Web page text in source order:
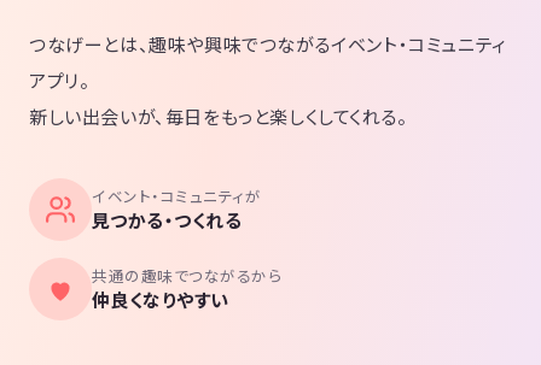
つなげーとは、趣味や興味でつながるイベント・コミュニティ
アプリ。
新しい出会いが、毎日をもっと楽しくしてくれる。
イベント・コミュニティが
見つかる・つくれる
共通の趣味でつながるから
仲良くなりやすい